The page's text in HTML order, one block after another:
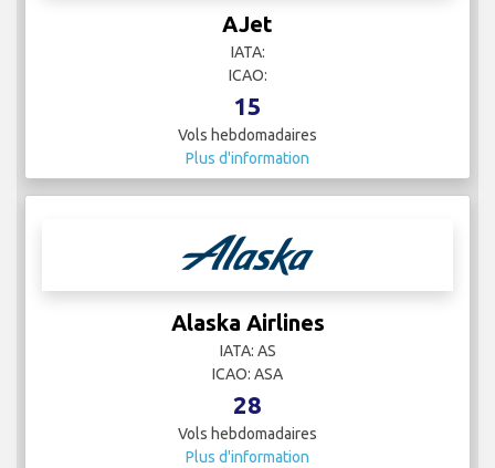
AJet
IATA:
ICAO:
15
Vols hebdomadaires
Plus d'information
Alaska Airlines
IATA: AS
ICAO: ASA
28
Vols hebdomadaires
Plus d'information